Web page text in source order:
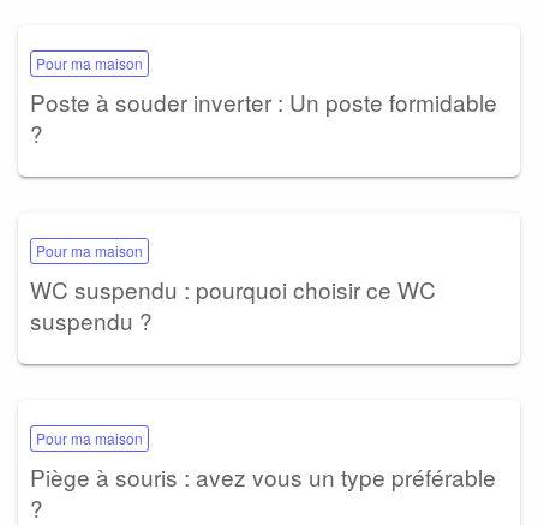
Pour ma maison
Poste à souder inverter : Un poste formidable
?
Pour ma maison
WC suspendu : pourquoi choisir ce WC
suspendu ?
Pour ma maison
Piège à souris : avez vous un type préférable
?